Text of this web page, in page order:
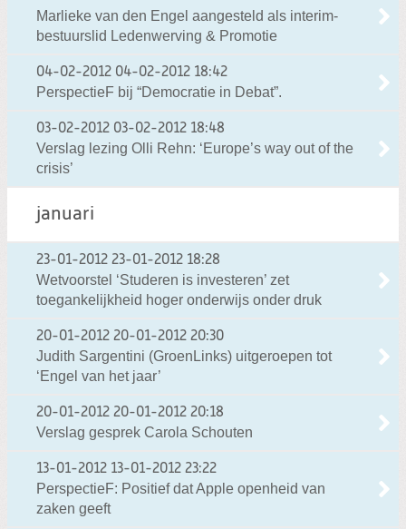
Marlieke van den Engel aangesteld als interim-
bestuurslid Ledenwerving & Promotie
04-02-2012 04-02-2012 18:42
PerspectieF bij “Democratie in Debat”.
03-02-2012 03-02-2012 18:48
Verslag lezing Olli Rehn: ‘Europe’s way out of the
crisis’
januari
23-01-2012 23-01-2012 18:28
Wetvoorstel ‘Studeren is investeren’ zet
toegankelijkheid hoger onderwijs onder druk
20-01-2012 20-01-2012 20:30
Judith Sargentini (GroenLinks) uitgeroepen tot
‘Engel van het jaar’
20-01-2012 20-01-2012 20:18
Verslag gesprek Carola Schouten
13-01-2012 13-01-2012 23:22
PerspectieF: Positief dat Apple openheid van
zaken geeft